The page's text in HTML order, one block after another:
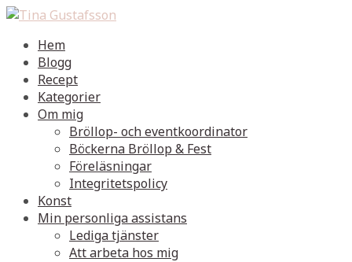
Hem
Blogg
Recept
Kategorier
Om mig
Bröllop- och eventkoordinator
Böckerna Bröllop & Fest
Föreläsningar
Integritetspolicy
Konst
Min personliga assistans
Lediga tjänster
Att arbeta hos mig